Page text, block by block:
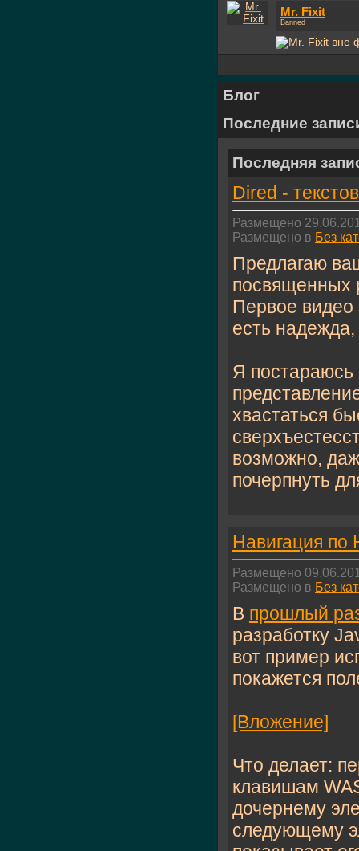
Mr. Fixit
Banned
Блог
Последние
Последняя
Dired -
Размещено
Размещено в Без
Предлагаю
посвященных
Первое видео
есть
Я постараюсь
хвастаться
возможно,
почерпнуть
Навигация по
Размещено
Размещено в Без
В прошлый
разработку
вот пример
покажется
[Вложение]
Что делает:
клавишам
дочернему
следующему